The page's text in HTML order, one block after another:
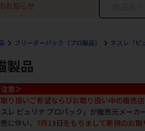
お知らせ
ブリーダーパック（プロ製品） ネスレ「ピ
製品
意＞
取り扱いご希望ならびお取り扱い中の販売店
スレ ピュリナ プロパック」が販売元メー
に伴い、 7月13日をもちまして新規のお